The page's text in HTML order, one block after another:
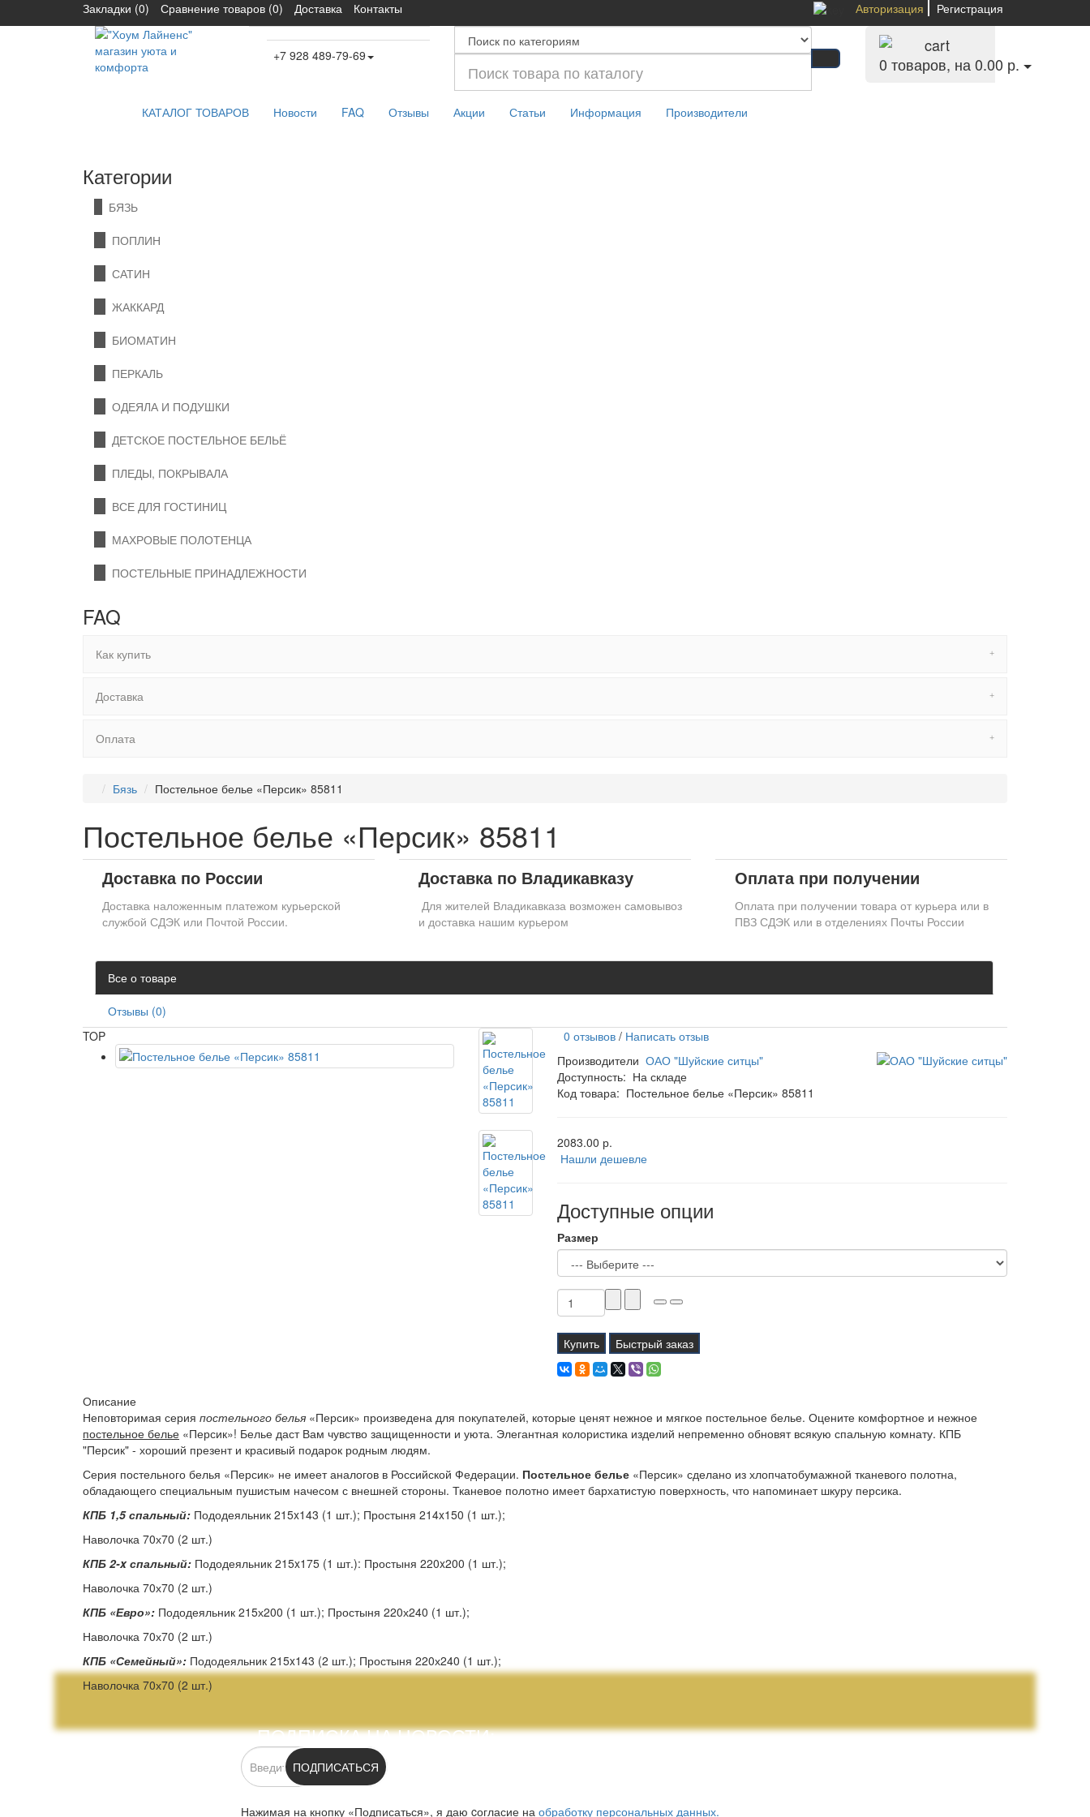
Закладки (0) Сравнение товаров (0) Доставка Контакты Авторизация Регистрация
+7 928 489-79-69 0 товаров, на 0.00 р.
КАТАЛОГ ТОВАРОВ Новости FAQ Отзывы Акции Статьи Информация Производители
Категории
БЯЗЬ
ПОПЛИН
САТИН
ЖАККАРД
БИОМАТИН
ПЕРКАЛЬ
ОДЕЯЛА И ПОДУШКИ
ДЕТСКОЕ ПОСТЕЛЬНОЕ БЕЛЬЁ
ПЛЕДЫ, ПОКРЫВАЛА
ВСЕ ДЛЯ ГОСТИНИЦ
МАХРОВЫЕ ПОЛОТЕНЦА
ПОСТЕЛЬНЫЕ ПРИНАДЛЕЖНОСТИ
FAQ
Как купить
Доставка
Оплата
Бязь Постельное белье «Персик» 85811
Постельное белье «Персик» 85811
Доставка по России
Доставка наложенным платежом курьерской
службой СДЭК или Почтой России.
Доставка по Владикавказу
Для жителей Владикавказа возможен самовывоз
и доставка нашим курьером
Оплата при получении
Оплата при получении товара от курьера или в
ПВЗ СДЭК или в отделениях Почты России
Все о товаре
Отзывы (0)
TOP
0 отзывов / Написать отзыв
Производители ОАО "Шуйские ситцы"
Доступность: На складе
Код товара: Постельное белье «Персик» 85811
2083.00 р.
Нашли дешевле
Доступные опции
Размер
Купить Быстрый заказ
Описание
Неповторимая серия постельного белья «Персик» произведена для покупателей, которые ценят нежное и мягкое постельное белье. Оцените комфортное и нежное
постельное белье «Персик»! Белье даст Вам чувство защищенности и уюта. Элегантная колористика изделий непременно обновят всякую спальную комнату. КПБ
"Персик" - хороший презент и красивый подарок родным людям.
Серия постельного белья «Персик» не имеет аналогов в Российской Федерации. Постельное белье «Персик» сделано из хлопчатобумажной тканевого полотна,
обладающего специальным пушистым начесом с внешней стороны. Тканевое полотно имеет бархатистую поверхность, что напоминает шкуру персика.
КПБ 1,5 спальный: Пододеяльник 215x143 (1 шт.); Простыня 214x150 (1 шт.);
Наволочка 70х70 (2 шт.)
КПБ 2-x спальный: Пододеяльник 215x175 (1 шт.): Простыня 220x200 (1 шт.);
Наволочка 70х70 (2 шт.)
КПБ «Евро»: Пододеяльник 215х200 (1 шт.); Простыня 220х240 (1 шт.);
Наволочка 70х70 (2 шт.)
КПБ «Семейный»: Пододеяльник 215x143 (2 шт.); Простыня 220х240 (1 шт.);
Наволочка 70х70 (2 шт.)
ПОДПИСКА НА НОВОСТИ:
ПОДПИСАТЬСЯ
Нажимая на кнопку «Подписаться», я даю cогласие на обработку персональных данных.